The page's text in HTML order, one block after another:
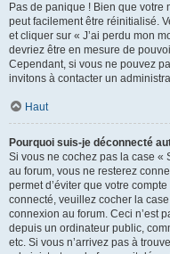
Pas de panique ! Bien que votre
peut facilement être réinitialisé.
et cliquer sur « J’ai perdu mon
devriez être en mesure de
Cependant, si vous ne pouvez
invitons à contacter un
Haut
Pourquoi suis-je déconnecté
Si vous ne cochez pas la case «
au forum, vous ne resterez
permet d’éviter que votre
connecté, veuillez cocher la
connexion au forum. Ceci n’est
depuis un ordinateur public,
etc. Si vous n’arrivez pas à